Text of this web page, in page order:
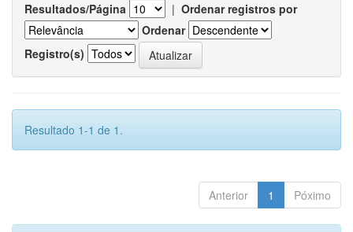
Resultados/Página | Ordenar registros por
Ordenar
Registro(s)
Resultado 1-1 de 1.
Anterior 1 Póximo